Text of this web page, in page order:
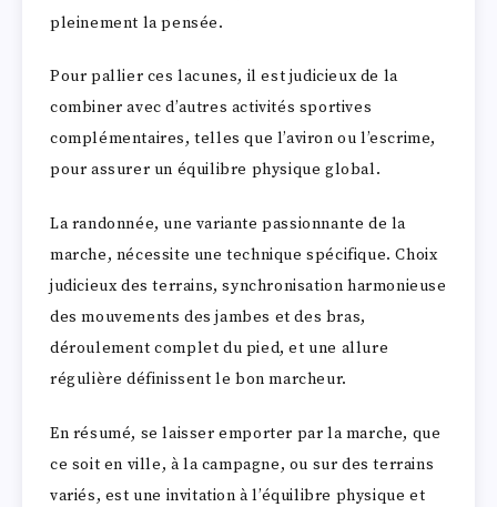
pleinement la pensée.
Pour pallier ces lacunes, il est judicieux de la
combiner avec d’autres activités sportives
complémentaires, telles que l’aviron ou l’escrime,
pour assurer un équilibre physique global.
La randonnée, une variante passionnante de la
marche, nécessite une technique spécifique. Choix
judicieux des terrains, synchronisation harmonieuse
des mouvements des jambes et des bras,
déroulement complet du pied, et une allure
régulière définissent le bon marcheur.
En résumé, se laisser emporter par la marche, que
ce soit en ville, à la campagne, ou sur des terrains
variés, est une invitation à l’équilibre physique et